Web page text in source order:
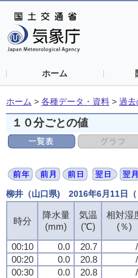
ホーム
ホーム > 各種データ・資料 > 過去
１０分ごとの値
柳井（山口県) 2016年6月11日（
時分
降水量
(mm)
気温
(℃)
相対湿
(％)
00:10
0.0 20.7
00:20
0.0 20.8
00:30
0.0 20.8